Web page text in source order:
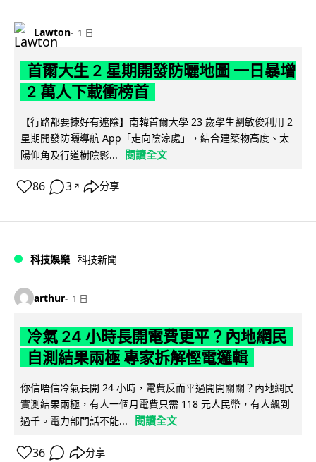
Lawton 1 日
首爾大生 2 星期開發防曬地圖 一日暴增
2 萬人下載衝榜首
【行路都要揀好有遮陰】南韓首爾大學 23 歲學生劉敏俊利用 2
星期開發防曬導航 App「走向陰涼處」，結合建築物高度、太
陽仰角及行道樹陰影...
閱讀全文
86 3 ↗ 分享
科技娛樂 科技新聞
arthur 1 日
冷氣 24 小時長開電費更平？內地網民
自測結果兩極 專家拆解慳電邏輯
你信唔信冷氣長開 24 小時，電費反而平過開開關關？內地網民
實測結果兩極，有人一個月電費只需 118 元人民幣，有人飆到
過千。電力部門話不能...
閱讀全文
36 分享